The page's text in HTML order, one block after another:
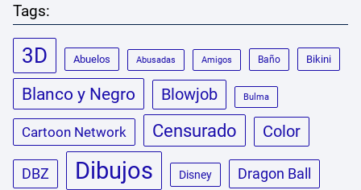
Tags:
3D Abuelos Abusadas Amigos Baño Bikini
Blanco y Negro Blowjob Bulma
Cartoon Network Censurado Color
DBZ Dibujos Disney Dragon Ball